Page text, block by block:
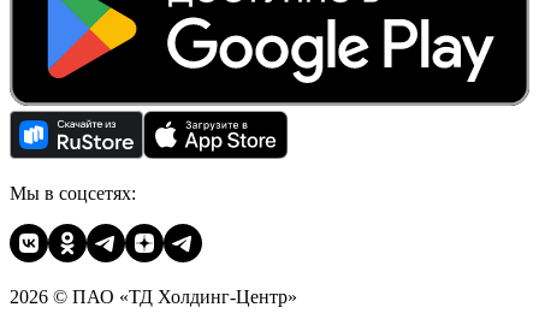
Мы в соцсетях:
2026 © ПАО «ТД Холдинг-Центр»